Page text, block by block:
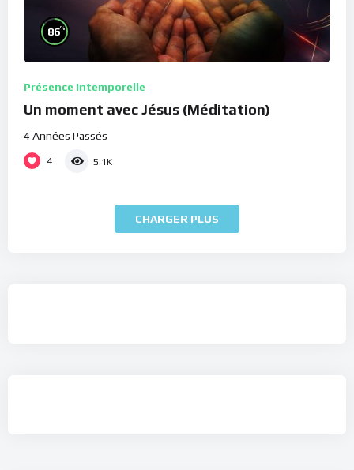
86%
Présence Intemporelle
Un moment avec Jésus (Méditation)
4 Années Passés
4 5.1K
CHARGER PLUS